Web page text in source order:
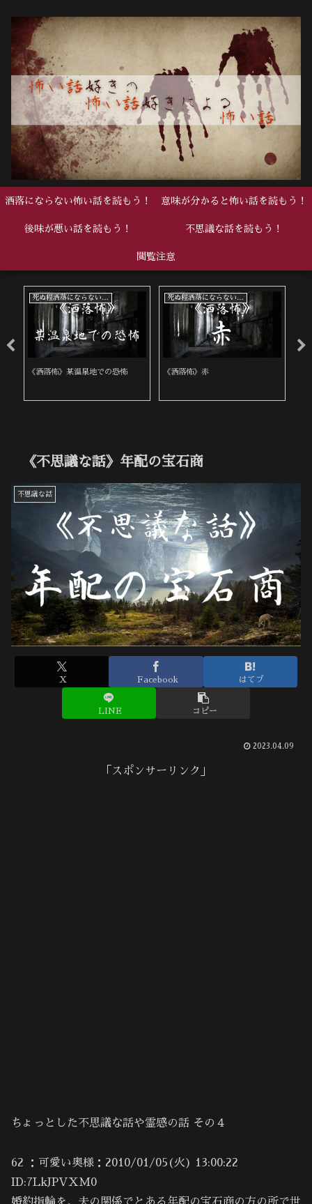
洒落にならない怖い話を読もう！ 意味が分かると怖い話を読もう！
後味が悪い話を読もう！ 不思議な話を読もう！
閲覧注意
中編
《洒落怖》桜の咲く頃
中編
《洒落怖》家以外ではお経を読む
《不思議な話》年配の宝石商
不思議な話
X Facebook はてブ
LINE コピー
2023.04.09
「スポンサーリンク」
ちょっとした不思議な話や霊感の話 その４
62 ：可愛い奥様：2010/01/05(火) 13:00:22
ID:7LkJPVXM0